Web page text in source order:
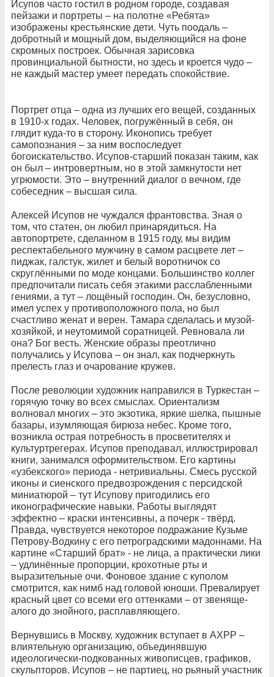
Исупов часто гостил в родном городе, создавая
пейзажи и портреты – на полотне «Ребята»
изображены крестьянские дети. Чуть поодаль –
добротный и мощный дом, выделяющийся на фоне
скромных построек. Обычная зарисовка
провинциальной бытности, но здесь и кроется чудо –
не каждый мастер умеет передать спокойствие.
Портрет отца – одна из лучших его вещей, созданных
в 1910-х годах. Человек, погружённый в себя, он
глядит куда-то в сторону. Иконопись требует
самопознания – за ним воспоследует
богоискательство. Исупов-старший показан таким, как
он был – интровертным, но в этой замкнутости нет
угрюмости. Это – внутренний диалог о вечном, где
собеседник – высшая сила.
Алексей Исупов не чуждался франтовства. Зная о
том, что статен, он любил принарядиться. На
автопортрете, сделанном в 1915 году, мы видим
респектабельного мужчину в самом расцвете лет –
пиджак, галстук, жилет и белый воротничок со
скруглёнными по моде концами. Большинство коллег
предпочитали писать себя этакими расслабленными
гениями, а тут – лощёный господин. Он, безусловно,
имел успех у противоположного пола, но был
счастливо женат и верен. Тамара сделалась и музой-
хозяйкой, и неутомимой соратницей. Ревновала ли
она? Бог весть. Женские образы преотлично
получались у Исупова – он знал, как подчеркнуть
прелесть глаз и очарование кружев.
После революции художник направился в Туркестан –
горячую точку во всех смыслах. Ориентализм
волновал многих – это экзотика, яркие шелка, пышные
базары, изумляющая бирюза небес. Кроме того,
возникла острая потребность в просветителях и
культуртрегерах. Исупов преподавал, иллюстрировал
книги, занимался оформительством. Его картины
«узбекского» периода - нетривиальны. Смесь русской
иконы и сиенского предвозрождения с персидской
миниатюрой – тут Исупову пригодились его
иконографические навыки. Работы выглядят
эффектно – краски интенсивны, а почерк - твёрд.
Правда, чувствуется некоторое подражание Кузьме
Петрову-Водкину с его петроградскими мадоннами. На
картине «Старший брат» - не лица, а практически лики
– удлинённые пропорции, крохотные рты и
выразительные очи. Фоновое здание с куполом
смотрится, как нимб над головой юноши. Превалирует
красный цвет со всеми его оттенками – от звеняще-
алого до знойного, расплавляющего.
Вернувшись в Москву, художник вступает в АХРР –
влиятельную организацию, объединявшую
идеологически-подкованных живописцев, графиков,
скульпторов. Исупов – не партиец, но рьяный участник